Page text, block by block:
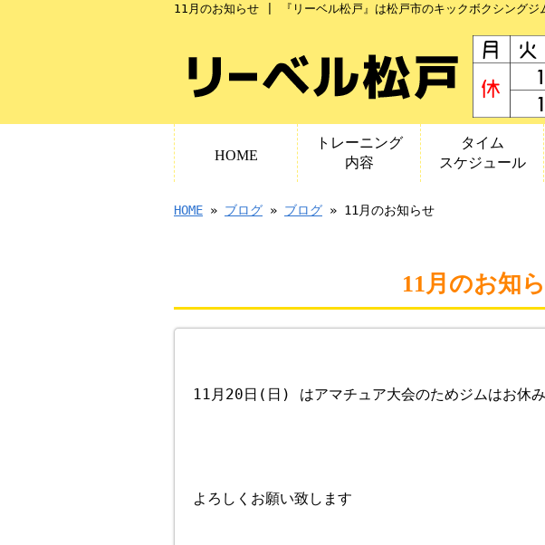
11月のお知らせ | 『リーベル松戸』は松戸市のキックボクシングジ
HOME
トレーニング
内容
タイム
スケジュール
HOME » ブログ » ブログ » 11月のお知らせ
11月のお知
11月20日(日) はアマチュア大会のためジムはお休
よろしくお願い致します